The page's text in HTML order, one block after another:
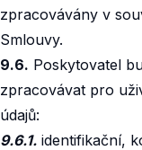
zpracovávány v
Smlouvy.
9.6. Poskytovatel
zpracovávat pro
údajů:
9.6.1. identifikační,